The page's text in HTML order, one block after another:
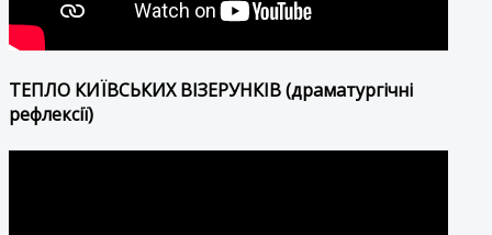
ТЕПЛО КИЇВСЬКИХ ВІЗЕРУНКІВ (драматургічні
рефлексії)